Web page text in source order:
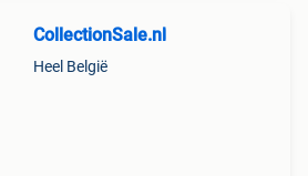
CollectionSale.nl
Heel België